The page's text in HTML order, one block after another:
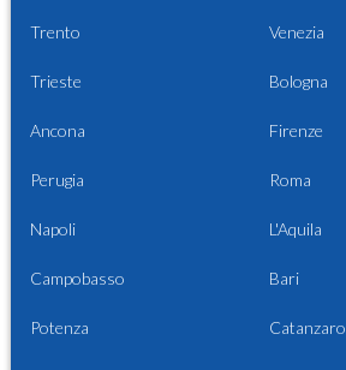
Trento Venezia
Trieste Bologna
Ancona Firenze
Perugia Roma
Napoli L'Aquila
Campobasso Bari
Potenza Catanzaro